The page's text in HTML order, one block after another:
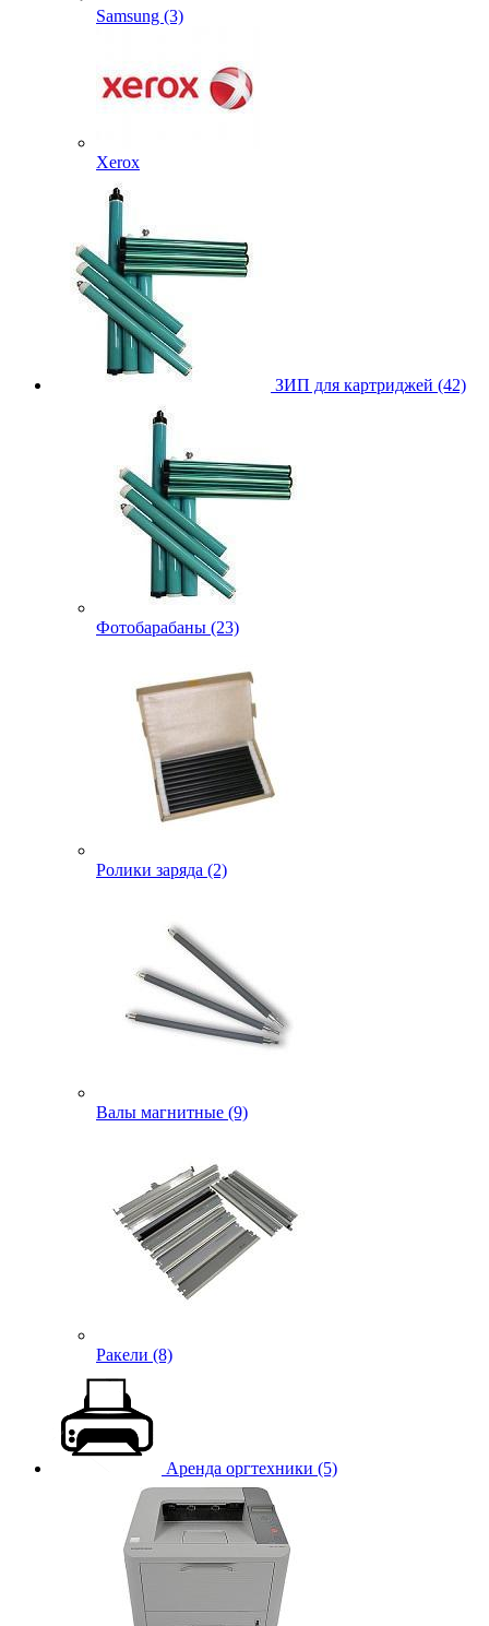
Samsung (3)
Xerox
ЗИП для картриджей (42)
Фотобарабаны (23)
Ролики заряда (2)
Валы магнитные (9)
Ракели (8)
Аренда оргтехники (5)